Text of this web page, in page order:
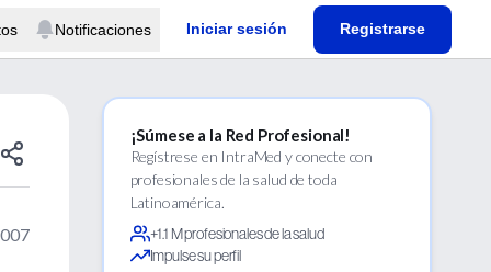
Notificaciones Iniciar sesión Registrarse
¡Súmese a la Red Profesional!
Regístrese en IntraMed y conecte con
profesionales de la salud de toda
Latinoamérica.
+1.1 M profesionales de la salud
Impulse su perfil